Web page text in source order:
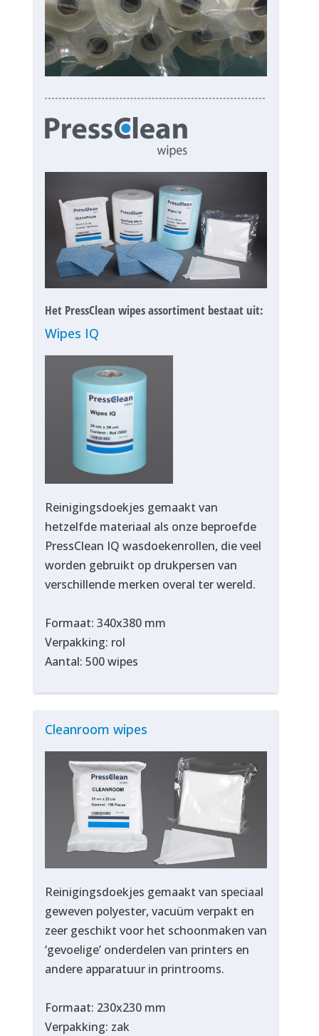
Het PressClean wipes assortiment bestaat uit:
Wipes IQ
Reinigingsdoekjes gemaakt van
hetzelfde materiaal als onze beproefde
PressClean IQ wasdoekenrollen, die veel
worden gebruikt op drukpersen van
verschillende merken overal ter wereld.
Formaat: 340x380 mm
Verpakking: rol
Aantal: 500 wipes
Cleanroom wipes
Reinigingsdoekjes gemaakt van speciaal
geweven polyester, vacuüm verpakt en
zeer geschikt voor het schoonmaken van
‘gevoelige’ onderdelen van printers en
andere apparatuur in printrooms.
Formaat: 230x230 mm
Verpakking: zak